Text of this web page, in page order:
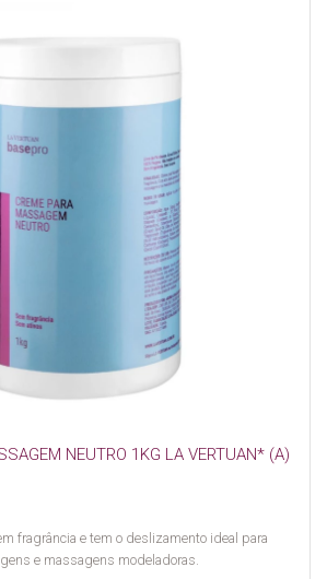
NEUTRO 1KG LA VERTUAN* (A)
fragrância e tem o deslizamento ideal para
e massagens modeladoras.